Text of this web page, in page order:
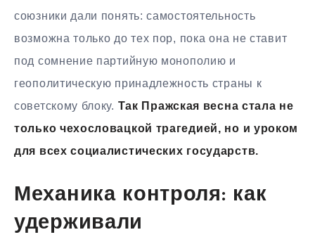
союзники дали понять: самостоятельность
возможна только до тех пор, пока она не ставит
под сомнение партийную монополию и
геополитическую принадлежность страны к
советскому блоку. Так Пражская весна стала не
только чехословацкой трагедией, но и уроком
для всех социалистических государств.
Механика контроля: как
удерживали